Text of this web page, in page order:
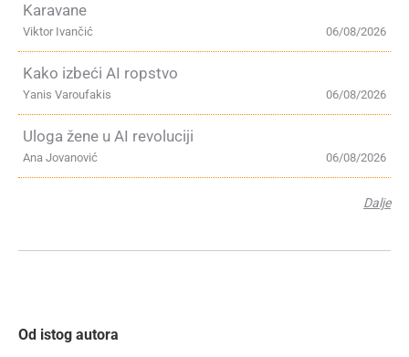
Karavane
06/08/2026
Viktor Ivančić
Kako izbeći AI ropstvo
06/08/2026
Yanis Varoufakis
Uloga žene u AI revoluciji
06/08/2026
Ana Jovanović
Dalje
Od istog autora